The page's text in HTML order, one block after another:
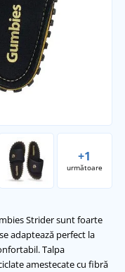
+1
următoare
Strider sunt foarte
adaptează perfect la
Talpa
amestecate cu fibră